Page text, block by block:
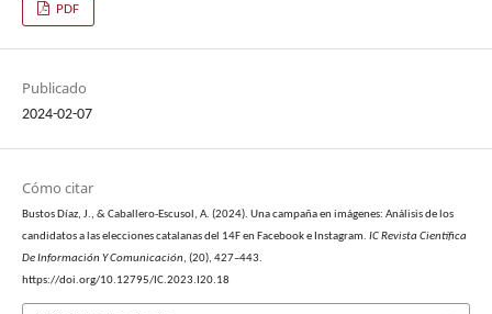
PDF
Publicado
2024-02-07
Cómo citar
Bustos Díaz, J., & Caballero-Escusol, A. (2024). Una campaña en imágenes: Análisis de los
candidatos a las elecciones catalanas del 14F en Facebook e Instagram. IC Revista Científica
De Información Y Comunicación, (20), 427–443.
https://doi.org/10.12795/IC.2023.I20.18